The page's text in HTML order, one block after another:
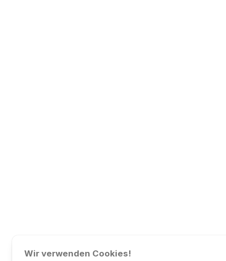
Wir verwenden Cookies!